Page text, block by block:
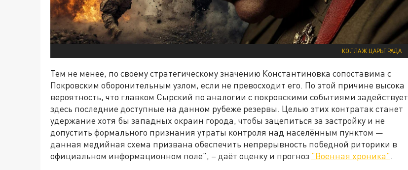
КОЛЛАЖ ЦАРЬГРАДА
Тем не менее, по своему стратегическому значению Константиновка сопоставима с
Покровским оборонительным узлом, если не превосходит его. По этой причине высока
вероятность, что главком Сырский по аналогии с покровскими событиями задействует
здесь последние доступные на данном рубеже резервы. Целью этих контратак станет
удержание хотя бы западных окраин города, чтобы зацепиться за застройку и не
допустить формального признания утраты контроля над населённым пунктом —
данная медийная схема призвана обеспечить непрерывность победной риторики в
официальном информационном поле", – даёт оценку и прогноз "Военная хроника".